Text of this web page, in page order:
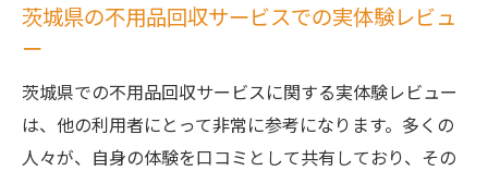
茨城県の不用品回収サービスでの実体験レビュ
ー
茨城県での不用品回収サービスに関する実体験レビュー
は、他の利用者にとって非常に参考になります。多くの
人々が、自身の体験を口コミとして共有しており、その